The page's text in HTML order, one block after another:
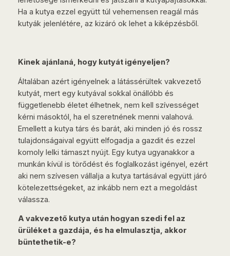
Ha a kutya ezzel együtt túl vehemensen reagál más
kutyák jelenlétére, az kizáró ok lehet a kiképzésből.
Kinek ajánlaná, hogy kutyát igényeljen?
Általában azért igényelnek a látássérültek vakvezető
kutyát, mert egy kutyával sokkal önállóbb és
függetlenebb életet élhetnek, nem kell szívességet
kérni másoktól, ha el szeretnének menni valahová.
Emellett a kutya társ és barát, aki minden jó és rossz
tulajdonságaival együtt elfogadja a gazdit és ezzel
komoly lelki támaszt nyújt. Egy kutya ugyanakkor a
munkán kívül is törődést és foglalkozást igényel, ezért
aki nem szívesen vállalja a kutya tartásával együtt járó
kötelezettségeket, az inkább nem ezt a megoldást
válassza.
A vakvezető kutya után hogyan szedi fel az
ürüléket a gazdája, és ha elmulasztja, akkor
büntethetik-e?